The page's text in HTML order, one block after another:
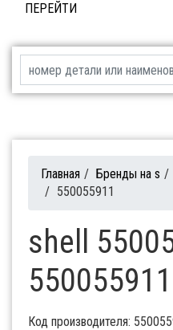
ПЕРЕЙТИ
Главная / Бренды на s /
/ 550055911
shell
Код производителя: